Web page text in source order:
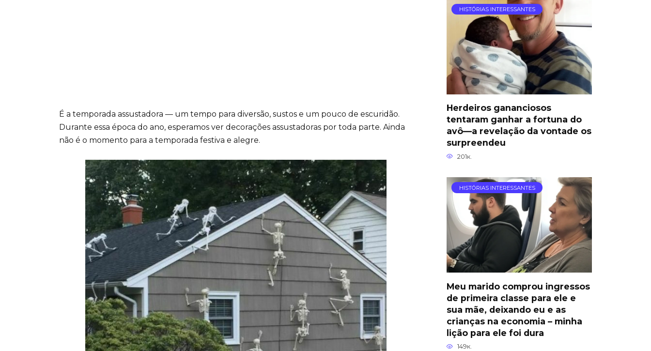
É a temporada assustadora — um tempo para diversão, sustos e um pouco de escuridão.
Durante essa época do ano, esperamos ver decorações assustadoras por toda parte. Ainda
não é o momento para a temporada festiva e alegre.
HISTÓRIAS INTERESSANTES
Herdeiros gananciosos
tentaram ganhar a fortuna do
avô—a revelação da vontade os
surpreendeu
201к.
HISTÓRIAS INTERESSANTES
Meu marido comprou ingressos
de primeira classe para ele e
sua mãe, deixando eu e as
crianças na economia – minha
lição para ele foi dura
149к.